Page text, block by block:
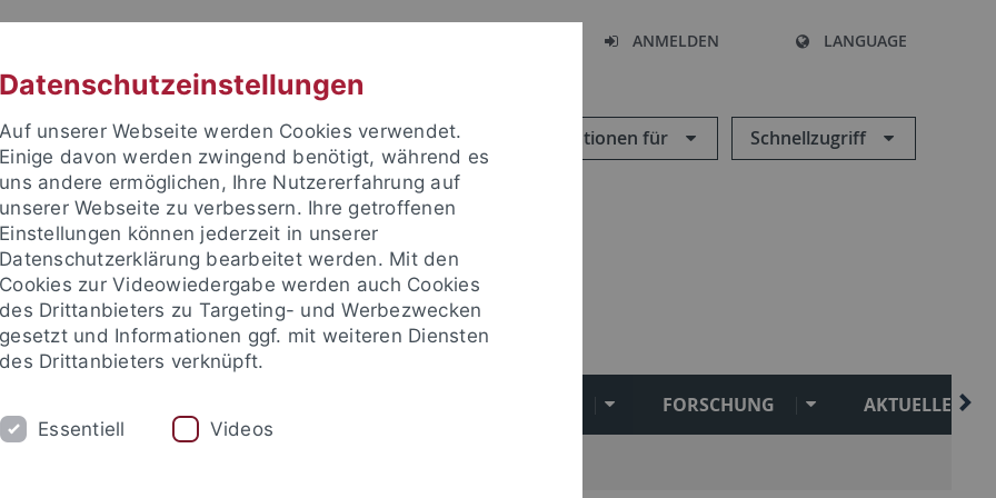
ANMELDEN LANGUAGE
Informationen für Schnellzugriff
FORSCHUNG AKTUELLES
Datenschutzeinstellungen
Auf unserer Webseite werden Cookies verwendet.
Einige davon werden zwingend benötigt, während es
uns andere ermöglichen, Ihre Nutzererfahrung auf
unserer Webseite zu verbessern. Ihre getroffenen
Einstellungen können jederzeit in unserer
Datenschutzerklärung bearbeitet werden. Mit den
Cookies zur Videowiedergabe werden auch Cookies
des Drittanbieters zu Targeting- und Werbezwecken
gesetzt und Informationen ggf. mit weiteren Diensten
des Drittanbieters verknüpft.
Essentiell Videos